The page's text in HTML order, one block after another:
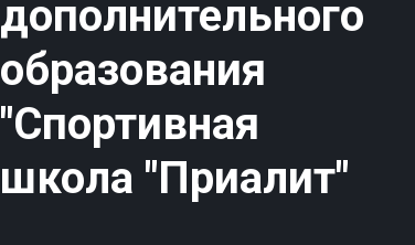
дополнительного
образования
"Спортивная
школа "Приалит"